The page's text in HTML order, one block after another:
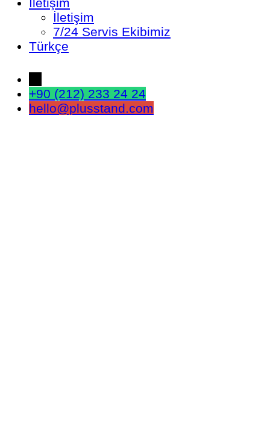
İletişim
İletişim
7/24 Servis Ekibimiz
Türkçe
+90 (212) 233 24 24
hello@plusstand.com